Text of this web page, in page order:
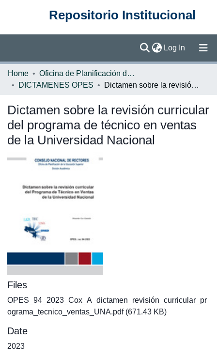
Repositorio Institucional
Log In (current)
Communities & Collections
Statistics
Home
Oficina de Planificación de la Educación Superior (OPES)
DICTAMENES OPES
Dictamen sobre la revisión curricular del programa de técnico en ventas de la Universidad Nacional
Dictamen sobre la revisión curricular
del programa de técnico en ventas
de la Universidad Nacional
Files
OPES_94_2023_Cox_A_dictamen_revisión_curricular_pr
ograma_tecnico_ventas_UNA.pdf(671.43 KB)
Date
2023